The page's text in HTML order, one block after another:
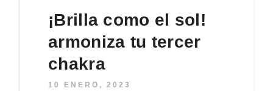
¡Brilla como el sol!
armoniza tu tercer
chakra
10 ENERO, 2023